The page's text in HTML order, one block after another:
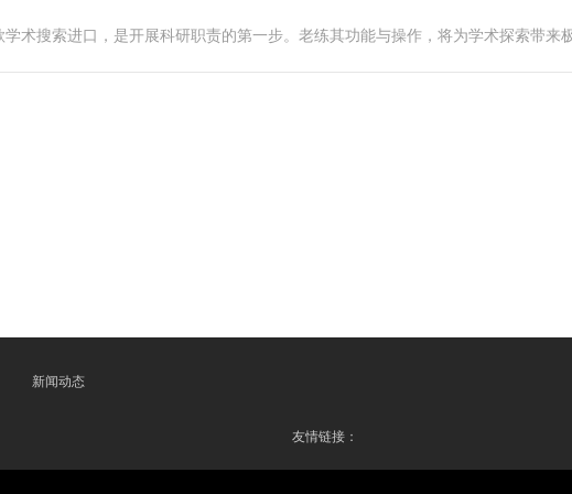
术搜索进口，是开展科研职责的第一步。老练其功能与操作，将为学术探索带来
新闻动态
友情链接：